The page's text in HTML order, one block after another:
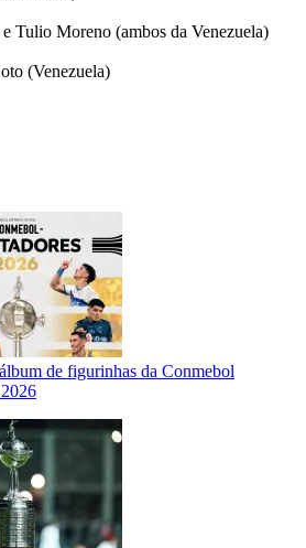
Tulio Moreno (ambos da Venezuela)
(Venezuela)
de figurinhas da Conmebol